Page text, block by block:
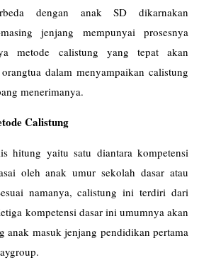
dengan anak SD dikarnakan
jenjang mempunyai prosesnya
metode calistung yang tepat akan
dalam menyampaikan calistung
menerimanya.
Calistung
hitung yaitu satu diantara kompetensi
oleh anak umur sekolah dasar atau
namanya, calistung ini terdiri dari
kompetensi dasar ini umumnya akan
anak masuk jenjang pendidikan pertama